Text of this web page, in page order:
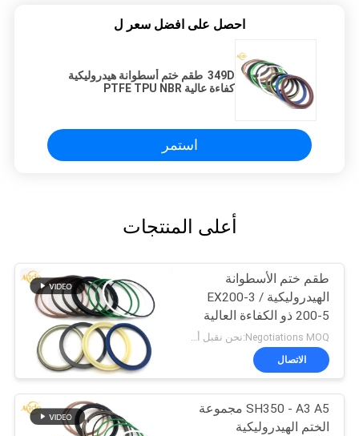
احصل على افضل سعر ل
349D طقم ختم أسطوانة هيدروليكية
كفاءة عالية PTFE TPU NBR
استمر
أعلى المنتجات
طقم ختم الأسطوانة
الهيدروليكية EX200-3 /
200-5 ذو الكفاءة العالية
EX200-3 / 200-5
Negotiations MOQ:نحن نقبل أمر المحاكمة
الاتصال
SH350 - A3 A5 مجموعة
الختم الهيدروليكية